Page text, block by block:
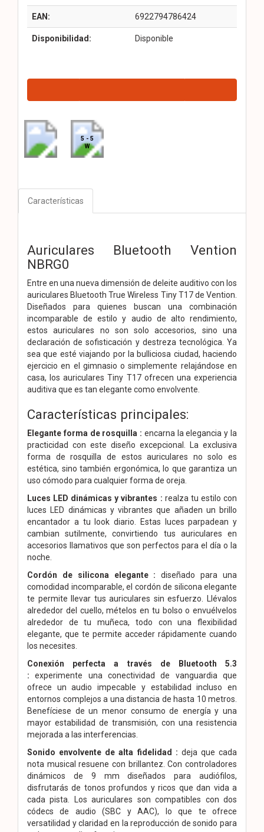
EAN: 6922794786424
Disponibilidad: Disponible
5 - 5
W
Características
Auriculares Bluetooth Vention
NBRG0
Entre en una nueva dimensión de deleite auditivo con los
auriculares Bluetooth True Wireless Tiny T17 de Vention.
Diseñados para quienes buscan una combinación
incomparable de estilo y audio de alto rendimiento,
estos auriculares no son solo accesorios, sino una
declaración de sofisticación y destreza tecnológica. Ya
sea que esté viajando por la bulliciosa ciudad, haciendo
ejercicio en el gimnasio o simplemente relajándose en
casa, los auriculares Tiny T17 ofrecen una experiencia
auditiva que es tan elegante como envolvente.
Características principales:
Elegante forma de rosquilla : encarna la elegancia y la
practicidad con este diseño excepcional. La exclusiva
forma de rosquilla de estos auriculares no solo es
estética, sino también ergonómica, lo que garantiza un
uso cómodo para cualquier forma de oreja.
Luces LED dinámicas y vibrantes : realza tu estilo con
luces LED dinámicas y vibrantes que añaden un brillo
encantador a tu look diario. Estas luces parpadean y
cambian sutilmente, convirtiendo tus auriculares en
accesorios llamativos que son perfectos para el día o la
noche.
Cordón de silicona elegante : diseñado para una
comodidad incomparable, el cordón de silicona elegante
te permite llevar tus auriculares sin esfuerzo. Llévalos
alrededor del cuello, mételos en tu bolso o envuélvelos
alrededor de tu muñeca, todo con una flexibilidad
elegante, que te permite acceder rápidamente cuando
los necesites.
Conexión perfecta a través de Bluetooth 5.3
: experimente una conectividad de vanguardia que
ofrece un audio impecable y estabilidad incluso en
entornos complejos a una distancia de hasta 10 metros.
Benefíciese de un menor consumo de energía y una
mayor estabilidad de transmisión, con una resistencia
mejorada a las interferencias.
Sonido envolvente de alta fidelidad : deja que cada
nota musical resuene con brillantez. Con controladores
dinámicos de 9 mm diseñados para audiófilos,
disfrutarás de tonos profundos y ricos que dan vida a
cada pista. Los auriculares son compatibles con dos
códecs de audio (SBC y AAC), lo que te ofrece
versatilidad y claridad en la reproducción de sonido para